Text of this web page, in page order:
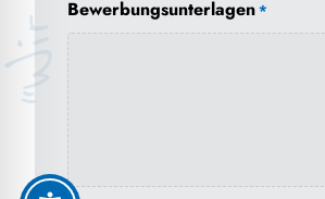
Bewerbungsunterlagen*